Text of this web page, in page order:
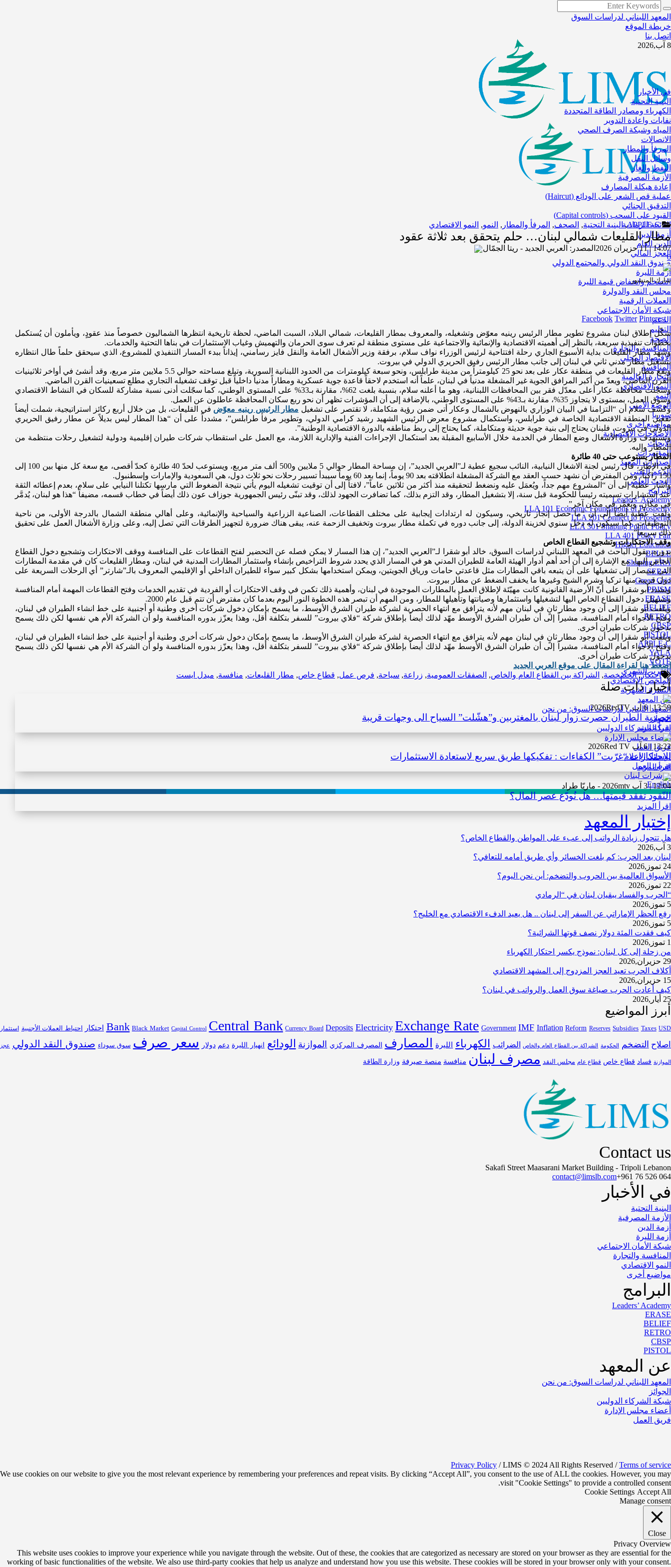
المعهد اللبناني لدراسات السوق
خريطة الموقع
اتصل بنا
8 آب,2026
في الأخبار
البنية التحتية
الكهرباء ومصادر الطاقة المتجددة
نفايات واعادة التدوير
المياه وشبكة الصرف الصحي
الاتصالات
المرفأ والمطار
وسائل النقل
النفط والغاز
الأزمة المصرفية
إعادة هيكلة المصارف
عملية قص الشعر على الودائع (Haircut)
التدقيق الجنائي
القيود على السحب (Capital controls)
اللائحة الرمادية
أزمة الدين
الدين العام
العجز المالي
صندوق النقد الدولي والمجتمع الدولي
أزمة الليرة
التضخم وانخفاض قيمة الليرة
مجلس النقد والدولرة
العملات الرقمية
شبكة الأمان الاجتماعي
الدعم
التعليم
الصحة
المنافسة والتجارة
الاقتصاد المحلي
المنافسة
التجارة العالمية
النمو الاقتصادي
النمو
الوضع الأمني
سوريا
مواضيع أخرى
الاصلاحات الاقتصادية
الأبحاث
المؤتمرات
إصدارات المعهد
الدعم التقني
البحث العلمي
البرامج
Leaders’ Academy
LLA 101 Economic Foundations of Prosperity
LLA 201 Connect to Prosperity
LLA 301 Shaping Public Policy
LLA 401 Policy Fair
Higher Education
BELLE
Shaping ERA
SERAJ
Green Grid
PRISM
ERASE
BELIEF
RETRO
CBSP
PISTOL
APPLE-C
YALA
VOTE
التقرير الشهري
الملخص الاقتصادي
النشرة الشهرية
عن المعهد
المعهد اللبناني لدراسات السوق: من نحن
الجوائز
شبكة الشركاء الدوليين
أعضاء مجلس الإدارة
فريق العمل
لوسائل الإعلام
فرص العمل
مؤشرات لبنان
English
APPLE-C
,البنية التحتية, الصحف, المرفأ والمطار , النمو, النمو الاقتصادي
مطار القليعات شمالي لبنان… حلم يتحقق بعد ثلاثة عقود
14:07 | 11 حزيران 2026 المصدر: العربي الجديد - ريتا الجمّال
0
شارك المنشور
Facebook Twitter Pinterest
شكّل إطلاق لبنان مشروع تطوير مطار الرئيس رينيه معوّض وتشغيله، والمعروف بمطار القليعات، شمالي البلاد، السبت الماضي، لحظة تاريخية انتظرها الشماليون خصوصاً منذ عقودٍ، ويأملون أن يُستكمل
بخطوات تنفيذية سريعة، بالنظر إلى أهميته الاقتصادية والإنمائية والاجتماعية على مستوى منطقة لم تعرف سوى الحرمان والتهميش وغياب الاستثمارات في بناها التحتية والخدمات.
وشهد مطار القليعات بداية الأسبوع الجاري رحلة افتتاحية لرئيس الوزراء نواف سلام، برفقة وزير الأشغال العامة والنقل فايز رسامني، إيذاناً ببدء المسار التنفيذي للمشروع، الذي سيحقق حلماً طال انتظاره
بتشغيل مطار مدني ثاني في لبنان إلى جانب مطار الرئيس رفيق الحريري الدولي في بيروت.
ويقع مطار القليعات في منطقة عكار على بعد نحو 25 كيلومتراً من مدينة طرابلس، ونحو سبعة كيلومترات من الحدود اللبنانية السورية، وتبلغ مساحته حوالي 5.5 ملايين متر مربع، وقد أنشئ في أواخر ثلاثينيات
القرن الماضي، ويعدّ من أكبر المرافق الجوية غير المشغلة مدنياً في لبنان، علماً أنه استخدم لاحقاً قاعدة جوية عسكرية ومطاراً مدنياً داخلياً قبل توقف تشغيله التجاري مطلع تسعينيات القرن الماضي.
وسجّلت محافظة عكار أعلى معدّل فقر بين المحافظات اللبنانية، وهو ما أعلنه سلام، بنسبة بلغت 62%، مقارنة بـ33% على المستوى الوطني، كما سجّلت أدنى نسبة مشاركة للسكان في النشاط الاقتصادي
وسوق العمل، بمستوى لا يتجاوز 35%، مقارنة بـ43% على المستوى الوطني، بالإضافة إلى أن المؤشرات تظهر أن نحو ربع سكان المحافظة عاطلون عن العمل.
وكشف سلام أن “التزامنا في البيان الوزاري بالنهوض بالشمال وعكار أتى ضمن رؤية متكاملة، لا تقتصر على تشغيل مطار الرئيس رينيه معوّض في القليعات، بل من خلال أربع ركائز استراتيجية، شملت أيضاً
تفعيل المنطقة الاقتصادية الخاصة في طرابلس، واستكمال مشروع معرض الرئيس الشهيد رشيد كرامي الدولي، وتطوير مرفأ طرابلس”، مشدداً على أن “هذا المطار ليس بديلاً عن مطار رفيق الحريري
الدولي في بيروت، فلبنان يحتاج إلى بنية جوية حديثة ومتكاملة، كما يحتاج إلى ربط مناطقه بالدورة الاقتصادية الوطنية”.
وتستهدف وزارة الأشغال وضع المطار في الخدمة خلال الأسابيع المقبلة بعد استكمال الإجراءات الفنية والإدارية اللازمة، مع العمل على استقطاب شركات طيران إقليمية ودولية لتشغيل رحلات منتظمة من
المطار وإليه.
المطار يستوعب حتى 40 طائرة
في الإطار، قال رئيس لجنة الاشغال النيابية، النائب سجيع عطية لـ”العربي الجديد”، إن مساحة المطار حوالي 5 ملايين و500 ألف متر مربع، ويستوعب لحدّ 40 طائرة كحدّ أقصى، مع سعة كل منها بين 100 إلى
150 راكباً، ومن المفترض أن نشهد حسب العقد مع الشركة المشغلة انطلاقته بعد 90 يوماً، إنما بعد 60 يوماً سيبدأ تسيير رحلات نحو ثلاث دول، هي السعودية والإمارات وإسطنبول.
وأشار عطية إلى أن “المشروع مهم جداً، ويُعمَل عليه ونضغط لتحقيقه منذ أكثر من ثلاثين عاماً”، لافتاً إلى أن توقيت تشغيله اليوم يأتي نتيجة الضغوط التي مارسها تكتلنا النيابي على سلام، بعدم إعطائه الثقة
عند استشارات تسميته رئيساً للحكومة قبل سنة، إلا بتشغيل المطار، وقد التزم بذلك، كما تضافرت الجهود لذلك، وقد تبنّى رئيس الجمهورية جوزاف عون ذلك أيضاً في خطاب قسمه، مضيفاً “هذا هو لبنان، يُدمَّر
في مكانٍ، ويُعمَّر في مكان آخر”.
ولفت عطية أيضاً إلى أن “ما حصل إنجاز تاريخي، وسيكون له ارتدادات إيجابية على مختلف القطاعات، الصناعية الزراعية والسياحية والإنمائية، وعلى أهالي منطقة الشمال بالدرجة الأولى، من ناحية
التوظيفات، كما سيكون له دخل سنوي لخزينة الدولة، إلى جانب دوره في تكملة مطار بيروت وتخفيف الزحمة عنه، يبقى هناك ضرورة لتجهيز الطرقات التي تصل إليه، وعلى وزارة الأشغال العمل على تحقيق
ذلك سريعاً”.
وقف الاحتكارات وتشجيع القطاع الخاص
بدوره، يقول الباحث في المعهد اللبناني لدراسات السوق، خالد أبو شقرا لـ”العربي الجديد”، إن هذا المسار لا يمكن فصله عن التحضير لفتح القطاعات على المنافسة ووقف الاحتكارات وتشجيع دخول القطاع
الخاص إليها، مع الإشارة إلى أن أحد أهم أدوار الهيئة العامة للطيران المدني هو في المسار الذي يحدد شروط التراخيص بإنشاء واستثمار المطارات المدنية في لبنان، ومطار القليعات كان في مقدمة المطارات
التي سيصار إلى تشغيلها على أن يتبعه باقي المطارات مثل قاعدتي حامات ورياق الجويتين، ويمكن استخدامها بشكل كبير سواء للطيران الداخلي أو الإقليمي المعروف بالـ”شارتر” أي الرحلات السريعة على
دول قريبة منها تركيا وشرم الشيخ وغيرها ما يخفف الضغط عن مطار بيروت.
ويشدد أبو شقرا على أنّ الأرضية القانونية كانت مهيّئة لإطلاق العمل بالمطارات الموجودة في لبنان، وأهمية ذلك تكمن في وقف الاحتكارات أو الفردية في تقديم الخدمات وفتح القطاعات المهمة أمام المنافسة
وتسهيل دخول القطاع الخاص اليها لتشغيلها واستثمارها وصيانتها وتأهيلها للمطار، ومن المهم أن تبصر هذه الخطوة النور اليوم بعدما كان مفترض أن تتم قبل عام 2000.
ويلفت أبو شقرا إلى أن وجود مطار ثانٍ في لبنان مهم لأنه يترافق مع انتهاء الحصرية لشركة طيران الشرق الأوسط، ما يسمح بإمكان دخول شركات أخرى وطنية أو أجنبية على خط انشاء الطيران في لبنان،
وفتح الأجواء أمام المنافسة، مشيراً إلى أن طيران الشرق الأوسط مهّد لذلك أيضاً بإطلاق شركة “فلاي بيروت” للسفر بتكلفة أقل، وهذا يعزّز بدوره المنافسة ولو أن الشركة الأم هي نفسها لكن ذلك يسمح
بدخول شركات طيران أخرى.
ويلفت أبو شقرا إلى أن وجود مطار ثانٍ في لبنان مهم لأنه يترافق مع انتهاء الحصرية لشركة طيران الشرق الأوسط، ما يسمح بإمكان دخول شركات أخرى وطنية أو أجنبية على خط انشاء الطيران في لبنان،
وفتح الأجواء أمام المنافسة، مشيراً إلى أن طيران الشرق الأوسط مهّد لذلك أيضاً بإطلاق شركة “فلاي بيروت” للسفر بتكلفة أقل، وهذا يعزّز بدوره المنافسة ولو أن الشركة الأم هي نفسها لكن ذلك يسمح
بدخول شركات طيران أخرى.
اضغط هنا لقراءة المقال على موقع العربي الجديد
احتكار,الخصخصة, الشراكة بين القطاع العام والخاص, الصفقات العمومية, زراعة, سياحة, فرص عمل, قطاع خاص, مطار القليعات, منافسة, ميدل ايست
أخبار ذات صلة
13:59 | 6 آب 2026 RedTV
حصرية الطيران حصرت زوار لبنان بالمغتربين و”هشّلت” السياح الى وجهات قريبة
اقرأ المزيد
13:22 | 6 آب 2026 Red TV
الاحتكارات “غرّبت” الكفاءات : تفكيكها طريق سريع لاستعادة الاستثمارات
اقرأ المزيد
12:04 | 3 آب 2026 mtv - ماريّا طراد
النّقود تفقد قيمتها… هل نُودّع عصر المال؟
اقرأ المزيد
إختيار المعهد
هل تتحول زيادة الرواتب إلى عبء على المواطن والقطاع الخاص؟
3 آب,2026
لبنان بعد الحرب: كم بلغت الخسائر وأي طريق أمامه للتعافي؟
24 تموز,2026
الأسواق العالمية بين الحروب والتضخم: أين نحن اليوم؟
22 تموز,2026
“الحرب والفساد يبقيان لبنان في “الرمادي
5 تموز,2026
رفع الحظر الإماراتي عن السفر إلى لبنان .. هل يعيد الدفء الاقتصادي مع الخليج؟
5 تموز,2026
كيف فقدت المئة دولار نصف قوتها الشرائية؟
1 تموز,2026
من زحلة إلى كل لبنان: نموذج يكسر احتكار الكهرباء
29 حزيران,2026
أكلاف الحرب تعيد العجز المزدوج إلى المشهد الاقتصادي
15 حزيران,2026
كيف أعادت الحرب صياغة سوق العمل والرواتب في لبنان؟
25 أيار,2026
أبرز المواضيع
Bank Black Market Capital Control Central Bank Currency Board Deposits Electricity Exchange Rate Government IMF Inflation Reform Reserves Subsidies Taxes USD احتكار احتياط العملات الأجنبية استثمار
اصلاح التضخم الحكومة الشراكة بين القطاع العام والخاص الضرائب الكهرباء الليرة المصارف المصرف المركزي الموازنة الودائع انهيار الليرة دعم دولار سعر صرف سوق سوداء صندوق النقد الدولي عجز
الموازنة فساد قطاع خاص قطاع عام مجلس النقد مصرف لبنان منافسة منصة صيرفة وزارة الطاقة
Contact us
Sakafi Street Maasarani Market Building - Tripoli Lebanon
contact@limslb.com+961 76 526 064
في الأخبار
البنية التحتية
الأزمة المصرفية
أزمة الدين
أزمة الليرة
شبكة الأمان الاجتماعي
المنافسة والتجارة
النمو الاقتصادي
مواضيع أخرى
البرامج
Leaders’ Academy
ERASE
BELIEF
RETRO
CBSP
PISTOL
عن المعهد
المعهد اللبناني لدراسات السوق: من نحن
الجوائز
شبكة الشركاء الدوليين
أعضاء مجلس الإدارة
فريق العمل
Privacy Policy / LIMS © 2024 All Rights Reserved /Terms of service
We use cookies on our website to give you the most relevant experience by remembering your preferences and repeat visits. By clicking “Accept All”, you consent to the use of ALL the cookies. However, you may
visit "Cookie Settings" to provide a controlled consent.
Cookie Settings Accept All
Manage consent
Close
Privacy Overview
This website uses cookies to improve your experience while you navigate through the website. Out of these, the cookies that are categorized as necessary are stored on your browser as they are essential for the
working of basic functionalities of the website. We also use third-party cookies that help us analyze and understand how you use this website. These cookies will be stored in your browser only with your consent.